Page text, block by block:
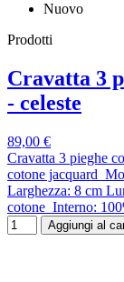
Nuovo
Prodotti
Cravatta 3
- celeste
89,00 €
Cravatta 3 pieghe
cotone jacquard
Larghezza: 8 cm
cotone Interno:
Aggiungi al